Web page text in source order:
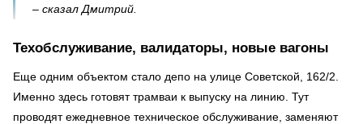
– сказал Дмитрий.
Техобслуживание, валидаторы, новые вагоны
Еще одним объектом стало депо на улице Советской, 162/2.
Именно здесь готовят трамваи к выпуску на линию. Тут
проводят ежедневное техническое обслуживание, заменяют